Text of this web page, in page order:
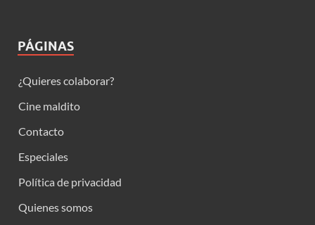
PÁGINAS
¿Quieres colaborar?
Cine maldito
Contacto
Especiales
Política de privacidad
Quienes somos